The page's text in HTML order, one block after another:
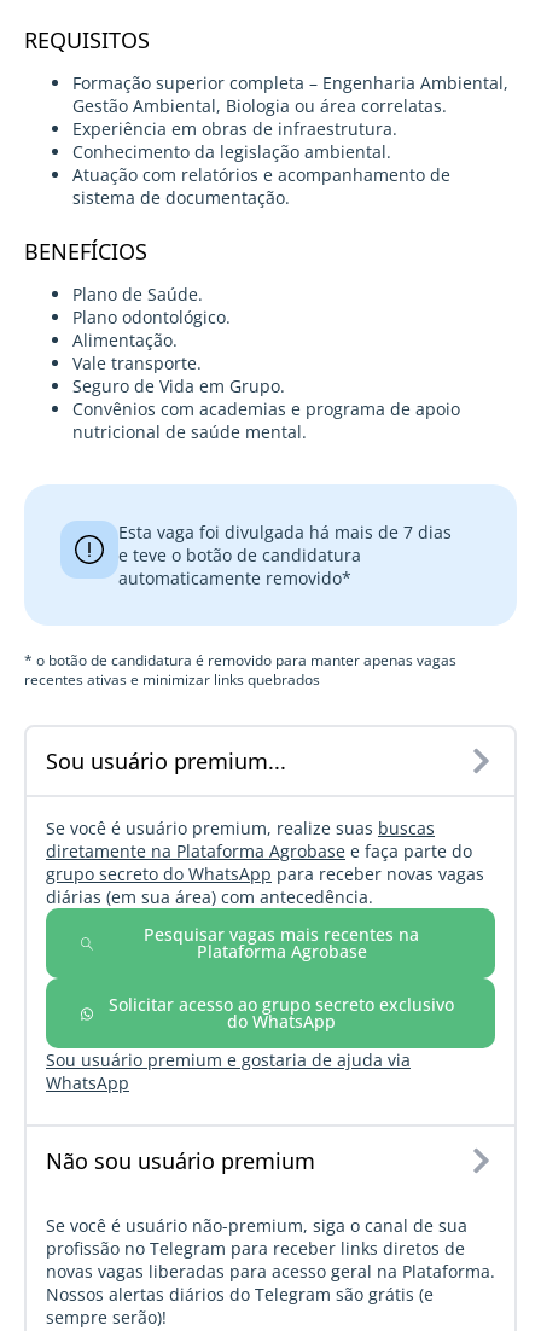
REQUISITOS
Formação superior completa – Engenharia Ambiental,
Gestão Ambiental, Biologia ou área correlatas.
Experiência em obras de infraestrutura.
Conhecimento da legislação ambiental.
Atuação com relatórios e acompanhamento de
sistema de documentação.
BENEFÍCIOS
Plano de Saúde.
Plano odontológico.
Alimentação.
Vale transporte.
Seguro de Vida em Grupo.
Convênios com academias e programa de apoio
nutricional de saúde mental.
Esta vaga foi divulgada há mais de 7 dias
e teve o botão de candidatura
automaticamente removido*
* o botão de candidatura é removido para manter apenas vagas
recentes ativas e minimizar links quebrados
Sou usuário premium...
Se você é usuário premium, realize suas buscas
diretamente na Plataforma Agrobase e faça parte do
grupo secreto do WhatsApp para receber novas vagas
diárias (em sua área) com antecedência.
Pesquisar vagas mais recentes na
Plataforma Agrobase
Solicitar acesso ao grupo secreto exclusivo
do WhatsApp
Sou usuário premium e gostaria de ajuda via
WhatsApp
Não sou usuário premium
Se você é usuário não-premium, siga o canal de sua
profissão no Telegram para receber links diretos de
novas vagas liberadas para acesso geral na Plataforma.
Nossos alertas diários do Telegram são grátis (e
sempre serão)!